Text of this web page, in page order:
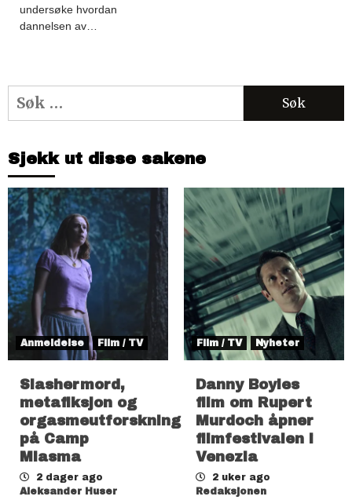
undersøke hvordan
dannelsen av…
Søk
etter:
Sjekk ut disse sakene
Anmeldelse Film / TV
Slashermord,
metafiksjon og
orgasmeutforskning
på Camp
Miasma
2 dager ago
Aleksander Huser
Film / TV Nyheter
Danny Boyles
film om Rupert
Murdoch åpner
filmfestivalen i
Venezia
2 uker ago
Redaksjonen